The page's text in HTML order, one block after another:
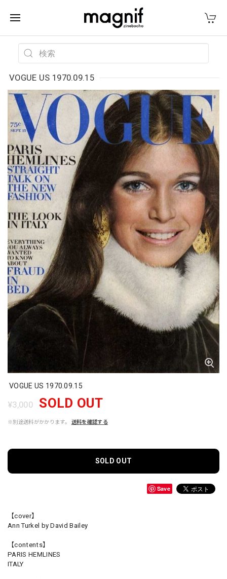
VOGUE US 1970.09.15
VOGUE US 1970.09.15
¥3,000 SOLD OUT
※別途送料がかかります。 送料を確認する
SOLD OUT
Save
【cover】
Ann Turkel by David Bailey
【contents】
PARIS HEMLINES
ITALY